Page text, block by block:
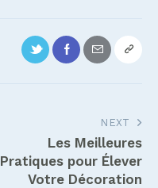
NEXT
Les Meilleures
Pratiques pour Élever
Votre Décoration